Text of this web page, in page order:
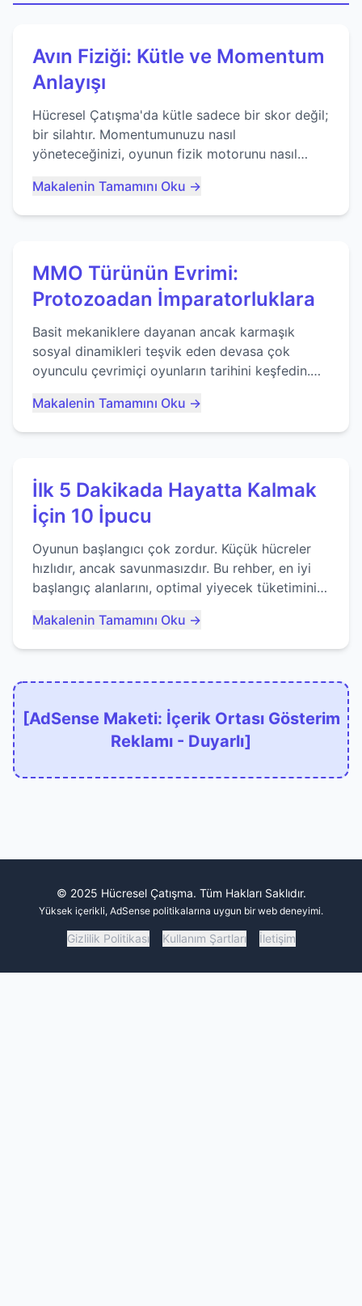
Avın Fiziği: Kütle ve Momentum
Anlayışı
Hücresel Çatışma'da kütle sadece bir skor değil;
bir silahtır. Momentumunuzu nasıl
yöneteceğinizi, oyunun fizik motorunu nasıl
ustalaşacağınızı öğrenin...
Makalenin Tamamını Oku →
MMO Türünün Evrimi:
Protozoadan İmparatorluklara
Basit mekaniklere dayanan ancak karmaşık
sosyal dinamikleri teşvik eden devasa çok
oyunculu çevrimiçi oyunların tarihini keşfedin.
Makalenin Tamamını Oku →
İlk 5 Dakikada Hayatta Kalmak
İçin 10 İpucu
Oyunun başlangıcı çok zordur. Küçük hücreler
hızlıdır, ancak savunmasızdır. Bu rehber, en iyi
başlangıç alanlarını, optimal yiyecek tüketimini
kaçınacağınızı anlatıyor...
Makalenin Tamamını Oku →
[AdSense Maketi: İçerik Ortası Gösterim
Reklamı - Duyarlı]
© 2025 Hücresel Çatışma. Tüm Hakları Saklıdır.
Yüksek içerikli, AdSense politikalarına uygun bir web deneyimi.
Gizlilik Politikası Kullanım Şartları İletişim